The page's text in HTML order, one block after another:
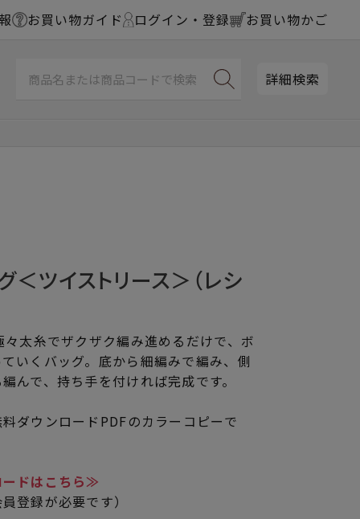
お買い物ガイド ログイン・登録 お買い物かご
詳細検索
＜ツイストリース＞（レシ
太糸でザクザク編み進めるだけで、ボ
いくバッグ。底から細編みで編み、側
んで、持ち手を付ければ完成です。
ダウンロードPDFのカラーコピーで
ードはこちら≫
登録が必要です）